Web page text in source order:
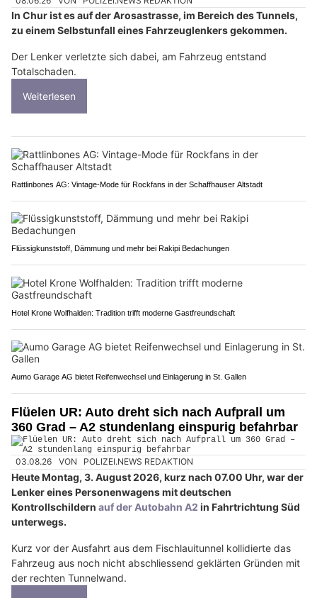
In Chur ist es auf der Arosastrasse, im Bereich des Tunnels,
zu einem Selbstunfall eines Fahrzeuglenkers gekommen.
Der Lenker verletzte sich dabei, am Fahrzeug entstand
Totalschaden.
Weiterlesen
Rattlinbones AG: Vintage-Mode für Rockfans in der Schaffhauser Altstadt
Flüssigkunststoff, Dämmung und mehr bei Rakipi Bedachungen
Hotel Krone Wolfhalden: Tradition trifft moderne Gastfreundschaft
Aumo Garage AG bietet Reifenwechsel und Einlagerung in St. Gallen
Flüelen UR: Auto dreht sich nach Aufprall um
360 Grad – A2 stundenlang einspurig befahrbar
03.08.26 VON POLIZEI.NEWS REDAKTION
Heute Montag, 3. August 2026, kurz nach 07.00 Uhr, war der
Lenker eines Personenwagens mit deutschen
Kontrollschildern auf der Autobahn A2 in Fahrtrichtung Süd
unterwegs.
Kurz vor der Ausfahrt aus dem Fischlauitunnel kollidierte das
Fahrzeug aus noch nicht abschliessend geklärten Gründen mit
der rechten Tunnelwand.